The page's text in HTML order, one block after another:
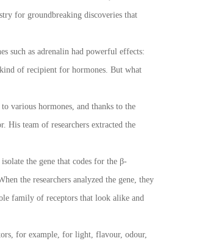
for groundbreaking discoveries that
such as adrenalin had powerful effects:
kind of recipient for hormones. But what
various hormones, and thanks to the
His team of researchers extracted the
the gene that codes for the β-
the researchers analyzed the gene, they
family of receptors that look alike and
for example, for light, flavour, odour,